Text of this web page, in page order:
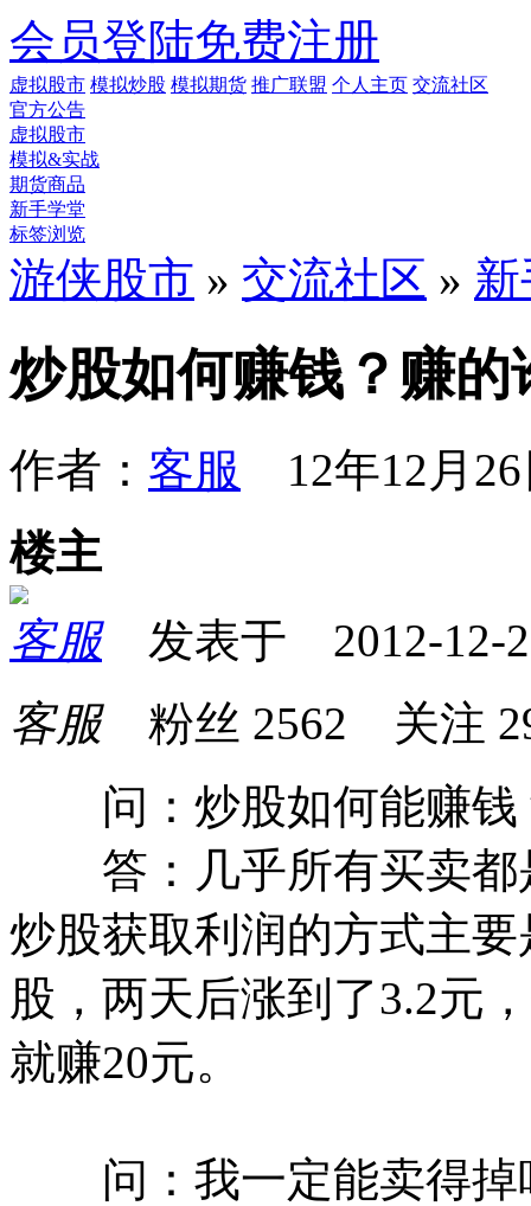
会员登陆免费注册
虚拟股市 模拟炒股 模拟期货 推广联盟 个人主页 交流社区
官方公告
虚拟股市
模拟&实战
期货商品
新手学堂
标签浏览
游侠股市 » 交流社区 »
炒股如何赚钱？赚的
作者： 客服 12年12月
楼主
客服发表于 2012-12-
客服粉丝 2562 关注
问：炒股如何能赚钱
答：几乎所有买卖都
炒股获取利润的方式主
股，两天后涨到了3.2元
就赚20元。
问：我一定能卖得掉